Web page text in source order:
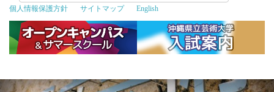
個人情報保護方針 サイトマップ English